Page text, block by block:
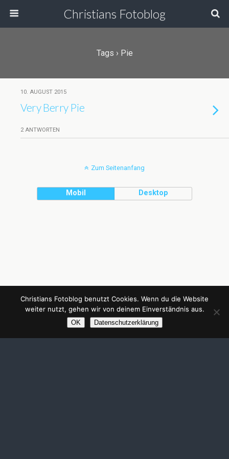
Christians Fotoblog
Tags › Pie
10. AUGUST 2015
Very Berry Pie
2 ANTWORTEN
Zum Seitenanfang
Mobil Desktop
Christians Fotoblog benutzt Cookies. Wenn du die Website
weiter nutzt, gehen wir von deinem Einverständnis aus.
OK Datenschutzerklärung